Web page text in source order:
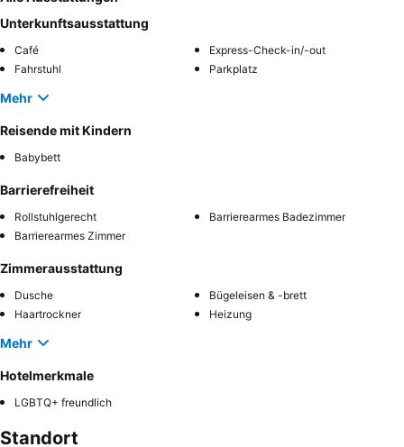
Unterkunftsausstattung
Café
Express-Check-in/-out
Fahrstuhl
Parkplatz
Mehr
Reisende mit Kindern
Babybett
Barrierefreiheit
Rollstuhlgerecht
Barrierearmes Badezimmer
Barrierearmes Zimmer
Zimmerausstattung
Dusche
Bügeleisen & -brett
Haartrockner
Heizung
Mehr
Hotelmerkmale
LGBTQ+ freundlich
Standort